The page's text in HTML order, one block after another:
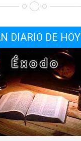
DIARIO DE HOY